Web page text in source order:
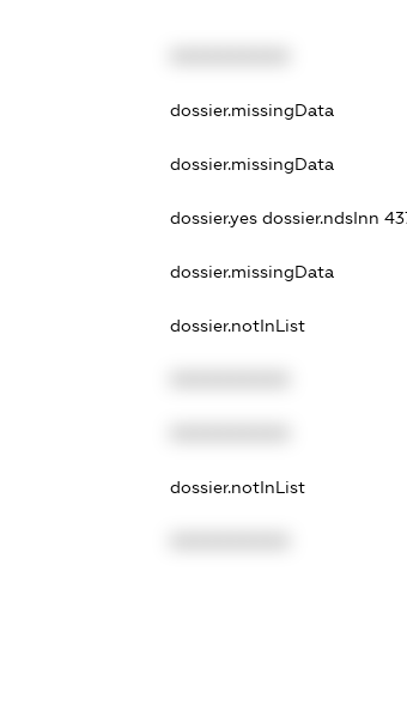
dossier.missingData
dossier.missingData
dossier.yes dossier.ndsInn
dossier.missingData
dossier.notInList
dossier.notInList